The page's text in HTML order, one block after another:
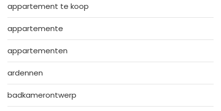
appartement te koop
appartemente
appartementen
ardennen
badkamerontwerp